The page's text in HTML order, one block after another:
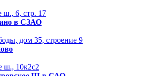
ш., 6, стр. 17
в СЗАО
дом 35, строение 9
ш., 10к2с2